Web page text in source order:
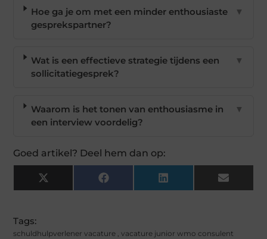
Hoe ga je om met een minder enthousiaste
gesprekspartner?
▼
Wat is een effectieve strategie tijdens een
sollicitatiegesprek?
▼
Waarom is het tonen van enthousiasme in
een interview voordelig?
▼
Goed artikel? Deel hem dan op:
X
(Twitter)
Facebook LinkedIn Email
Tags:
schuldhulpverlener vacature ,vacature junior wmo consulent